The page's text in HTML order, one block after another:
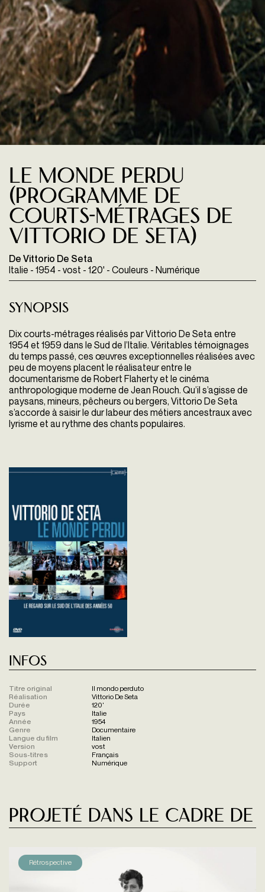
Le Monde perdu
(programme de
courts-métrages de
Vittorio De Seta)
De Vittorio De Seta
Italie - 1954 - vost - 120' - Couleurs - Numérique
Synopsis
Dix courts-métrages réalisés par Vittorio De Seta entre
1954 et 1959 dans le Sud de l’Italie. Véritables témoignages
du temps passé, ces œuvres exceptionnelles réalisées avec
peu de moyens placent le réalisateur entre le
documentarisme de Robert Flaherty et le cinéma
anthropologique moderne de Jean Rouch. Qu’il s’agisse de
paysans, mineurs, pêcheurs ou bergers, Vittorio De Seta
s’accorde à saisir le dur labeur des métiers ancestraux avec
lyrisme et au rythme des chants populaires.
Infos
Titre original
Il mondo perduto
Réalisation
Vittorio De Seta
Durée
120'
Pays
Italie
Année
1954
Genre
Documentaire
Langue du film
Italien
Version
vost
Sous-titres
Français
Support
Numérique
Projeté dans le cadre de
Rétrospective